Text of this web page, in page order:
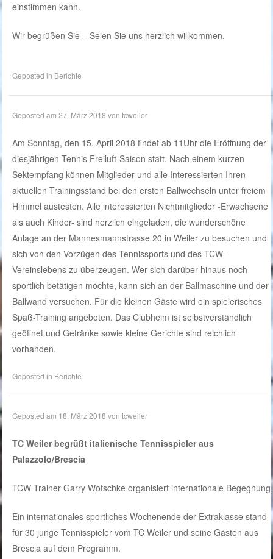
einstimmen kann.
Wir begrüßen Sie – Seien Sie uns herzlich willkommen.
Geposted in Berichte
Geposted am27. März 2018 vontcweiler
Am Sonntag, den 15. April 2018 findet ab 11Uhr die Eröffnung der
diesjährigen Tennis Freiluft-Saison statt. Nach einem kurzen
Sektempfang können Mitglieder und alle Interessierten Ihren
aktuellen Trainingsstand bei den ersten Ballwechseln unter freiem
Himmel austesten. Alle interessierten Nichtmitglieder -Erwachsene
als auch Kinder- sind herzlich eingeladen, die wunderschöne
Anlage an der Mannesmannstrasse 20 in Weiler zu besuchen und
sich von den Vorzügen des Tennissports und des TCW-
Vereinslebens zu überzeugen. Wer sich darüber hinaus noch
sportlich betätigen möchte, kann sich an der Ballmaschine und der
Ballwand versuchen. Für die kleinen Gäste wird ein spielerisches
Spaß-Training angeboten. Das Clubheim ist selbstverständlich
geöffnet und Getränke sowie kleine Gerichte sind reichlich
vorhanden.
Geposted in Berichte
Geposted am 18. März 2018 vontcweiler
TC Weiler begrüßt italienische Tennisspieler aus
Palazzolo/Brescia
TCW Trainer Garry Wotschke organisiert internationale Begegnung
Ein internationales sportliches Wochenende der Extraklasse stand
für 30 junge Tennisspieler vom TC Weiler und seine Gästen aus
Brescia auf dem Programm.